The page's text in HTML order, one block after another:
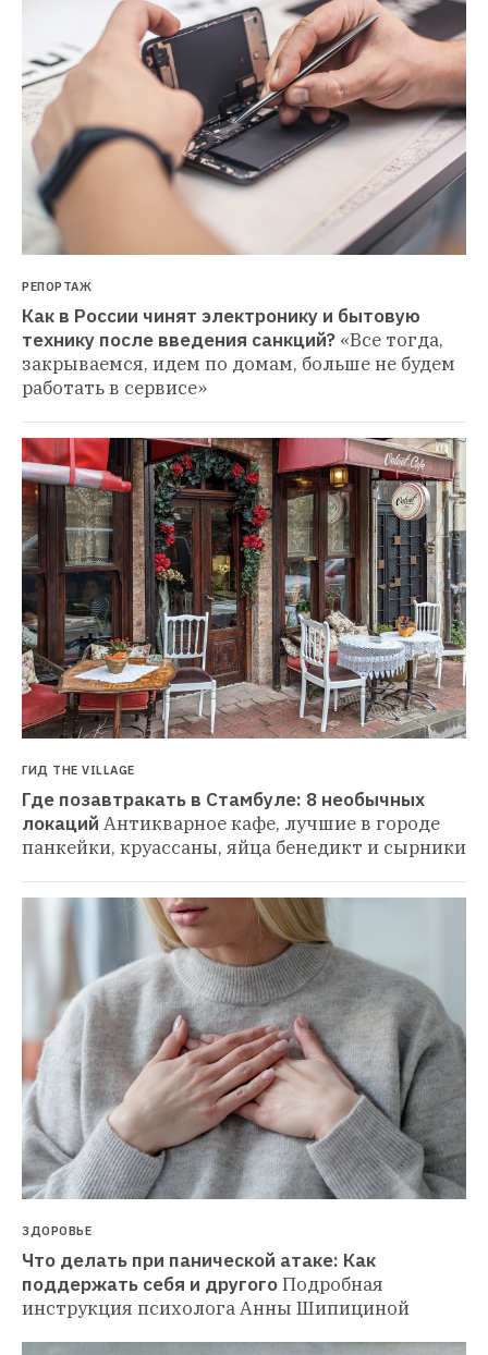
РЕПОРТАЖ
Как в России чинят электронику и бытовую
технику после введения санкций? «Все тогда,
закрываемся, идем по домам, больше не будем
работать в сервисе»
ГИД THE VILLAGE
Где позавтракать в Стамбуле: 8 необычных
локаций Антикварное кафе, лучшие в городе
панкейки, круассаны, яйца бенедикт и сырники
ЗДОРОВЬЕ
Что делать при панической атаке: Как
поддержать себя и другогоПодробная
инструкция психолога Анны Шипициной